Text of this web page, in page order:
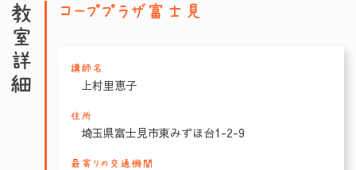
教室詳細 コーププラザ富士見
講師名
上村里恵子
住所
埼玉県富士見市東みずほ台1-2-9
最寄りの交通機関